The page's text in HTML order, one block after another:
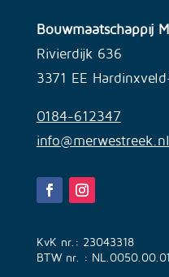
Bouwmaatschappij
Rivierdijk 636
3371 EE
0184-612347
info@merwestreek.nl
KvK nr.: 23043318
BTW nr. :